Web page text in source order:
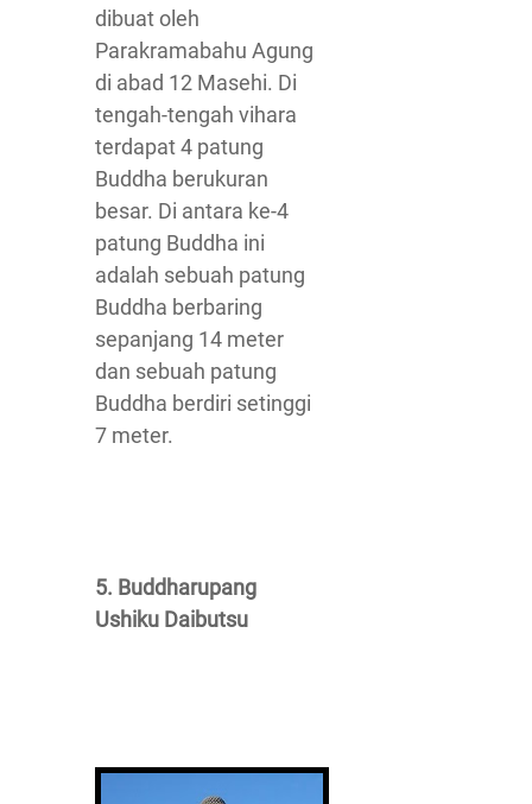
dibuat oleh
Parakramabahu Agung
di abad 12 Masehi. Di
tengah-tengah vihara
terdapat 4 patung
Buddha berukuran
besar. Di antara ke-4
patung Buddha ini
adalah sebuah patung
Buddha berbaring
sepanjang 14 meter
dan sebuah patung
Buddha berdiri setinggi
7 meter.
5. Buddharupang
Ushiku Daibutsu